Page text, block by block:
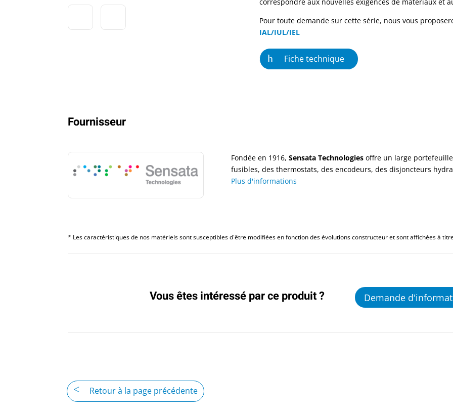
Pour toute demande sur cette série, nous vous
IAL/IUL/IEL
Fiche technique
Fournisseur
Fondée en 1916, Sensata Technologiesoffre un large
fusibles, des thermostats, des encodeurs, des disjoncteurs
Plus d'informations
* Les caractéristiques de nos matériels sont susceptibles d'être modifiées en fonction des évolutions constructeur et sont affichées à
Vous êtes intéressé par ce produit ? Demande
Retour à la page précédente